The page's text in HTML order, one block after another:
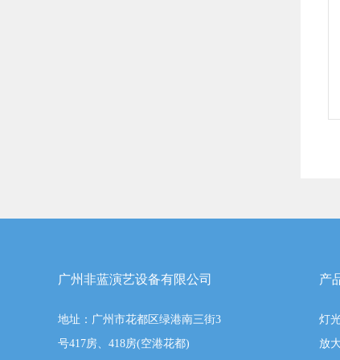
广州非蓝演艺设备有限公司
地址：广州市花都区绿港南三街3
号417房、418房(空港花都)
产
灯
放